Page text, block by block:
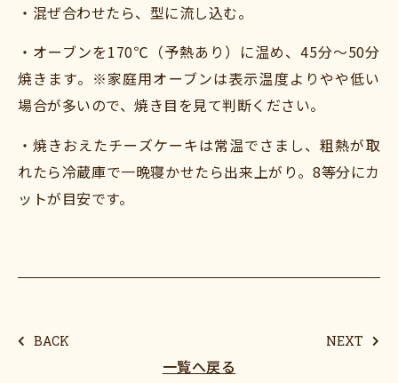
・混ぜ合わせたら、型に流し込む。
・オーブンを170℃（予熱あり）に温め、45分〜50分
焼きます。※家庭用オーブンは表示温度よりやや低い
場合が多いので、焼き目を見て判断ください。
・焼きおえたチーズケーキは常温でさまし、粗熱が取
れたら冷蔵庫で一晩寝かせたら出来上がり。8等分にカ
ットが目安です。
BACK NEXT
一覧へ戻る